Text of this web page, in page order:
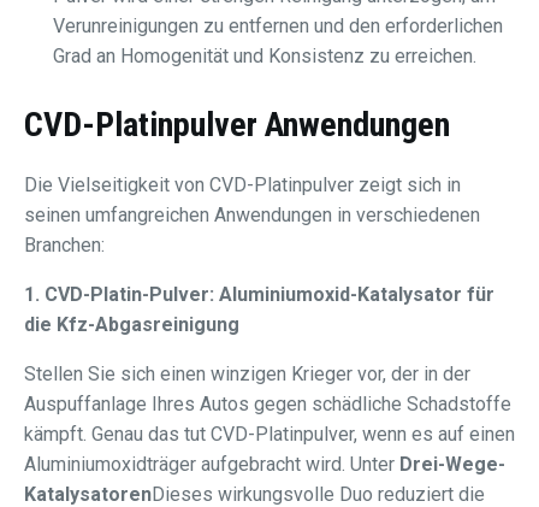
Verunreinigungen zu entfernen und den erforderlichen
Grad an Homogenität und Konsistenz zu erreichen.
CVD-Platinpulver Anwendungen
Die Vielseitigkeit von CVD-Platinpulver zeigt sich in
seinen umfangreichen Anwendungen in verschiedenen
Branchen:
1. CVD-Platin-Pulver: Aluminiumoxid-Katalysator für
die Kfz-Abgasreinigung
Stellen Sie sich einen winzigen Krieger vor, der in der
Auspuffanlage Ihres Autos gegen schädliche Schadstoffe
kämpft. Genau das tut CVD-Platinpulver, wenn es auf einen
Aluminiumoxidträger aufgebracht wird. Unter Drei-Wege-
KatalysatorenDieses wirkungsvolle Duo reduziert die